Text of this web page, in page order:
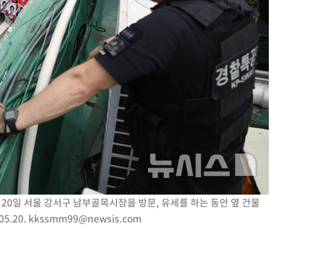
일 서울 강서구 남부골목시장을 방문, 유세를 하는 동안 옆 건물
kkssmm99@newsis.com